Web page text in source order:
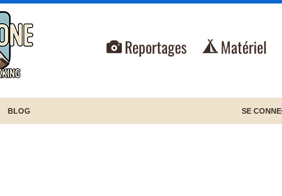
Reportages Matériel
BLOG SE